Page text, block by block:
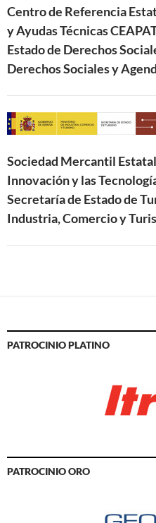
Centro de Referencia
y Ayudas Técnicas
Estado de Derechos
Derechos Sociales y
Sociedad Mercantil
Innovación y las
Secretaría de Estado de
Industria, Comercio y
PATROCINIO PLATINO
PATROCINIO ORO